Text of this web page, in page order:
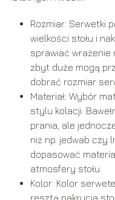
Rozmiar: Serwetki
wielkości stołu i
sprawiać wrażenie
zbyt duże mogą
dobrać rozmiar
Materiał: Wybór
stylu kolacji.
prania, ale
niż np. jedwab czy
dopasować
atmosfery stołu.
Kolor: Kolor
resztą nakrycia